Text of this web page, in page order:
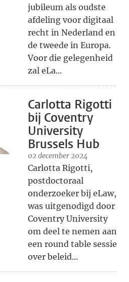
jubileum als oudste
afdeling voor digitaal
recht in Nederland en
de tweede in Europa.
Voor die gelegenheid
zal eLa...
Carlotta Rigotti
bij Coventry
University
Brussels Hub
02 december 2024
Carlotta Rigotti,
postdoctoraal
onderzoeker bij eLaw,
was uitgenodigd door
Coventry University
om deel te nemen aan
een round table sessie
over beleid...